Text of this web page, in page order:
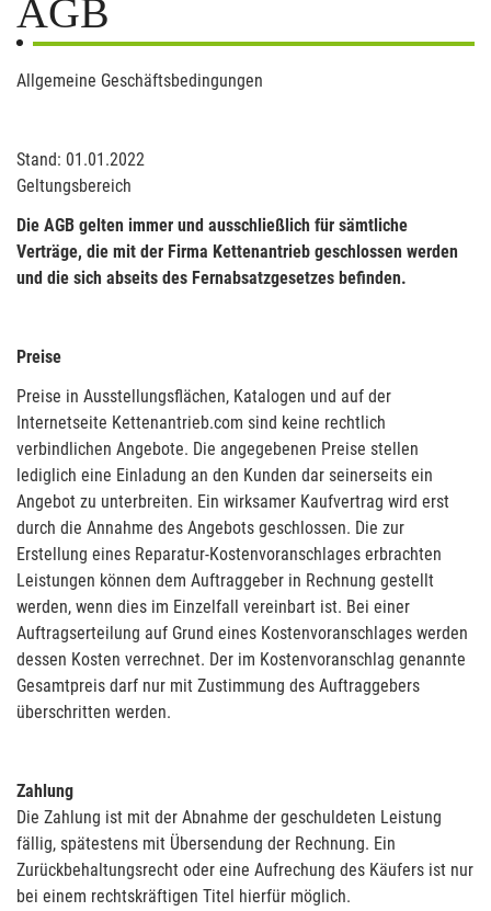
AGB
Allgemeine Geschäftsbedingungen
Stand: 01.01.2022
Geltungsbereich
Die AGB gelten immer und ausschließlich für sämtliche
Verträge, die mit der Firma Kettenantrieb geschlossen werden
und die sich abseits des Fernabsatzgesetzes befinden.
Preise
Preise in Ausstellungsflächen, Katalogen und auf der
Internetseite Kettenantrieb.com sind keine rechtlich
verbindlichen Angebote. Die angegebenen Preise stellen
lediglich eine Einladung an den Kunden dar seinerseits ein
Angebot zu unterbreiten. Ein wirksamer Kaufvertrag wird erst
durch die Annahme des Angebots geschlossen. Die zur
Erstellung eines Reparatur-Kostenvoranschlages erbrachten
Leistungen können dem Auftraggeber in Rechnung gestellt
werden, wenn dies im Einzelfall vereinbart ist. Bei einer
Auftragserteilung auf Grund eines Kostenvoranschlages werden
dessen Kosten verrechnet. Der im Kostenvoranschlag genannte
Gesamtpreis darf nur mit Zustimmung des Auftraggebers
überschritten werden.
Zahlung
Die Zahlung ist mit der Abnahme der geschuldeten Leistung
fällig, spätestens mit Übersendung der Rechnung. Ein
Zurückbehaltungsrecht oder eine Aufrechung des Käufers ist nur
bei einem rechtskräftigen Titel hierfür möglich.